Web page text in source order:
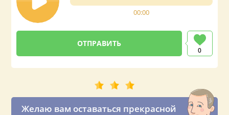
00:00
0
Желаю вам оставаться прекрасной